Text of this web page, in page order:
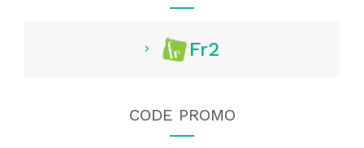
Fr2
CODE PROMO